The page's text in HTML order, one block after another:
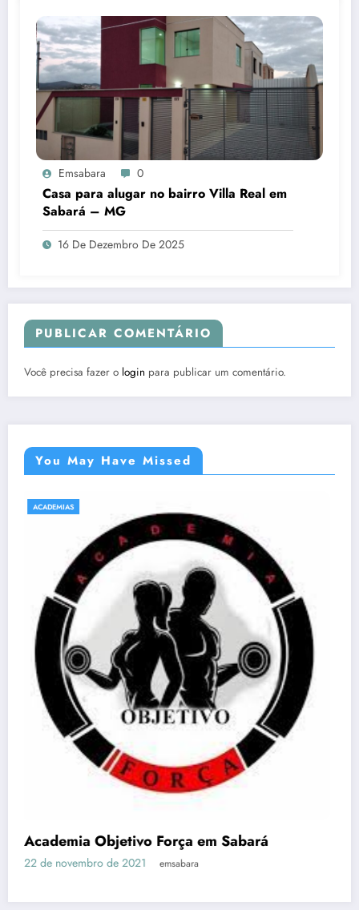
Emsabara 0
Casa para alugar no bairro Villa Real em
Sabará – MG
16 De Dezembro De 2025
PUBLICAR COMENTÁRIO
Você precisa fazer o login para publicar um comentário.
You May Have Missed
ACADEMIAS
Acqua Gin Academia – EM Sabará
27 de abril de 2021 emsabara
História de Sabará – MG
Site Otimizado por: Agência Digital HGX Criação de Site BH